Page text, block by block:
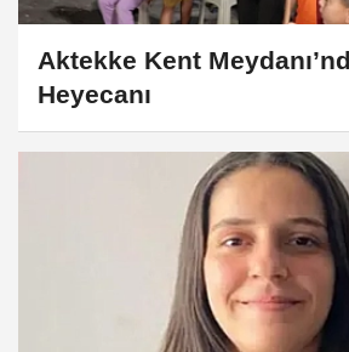
Aktekke Kent
Heyecanı